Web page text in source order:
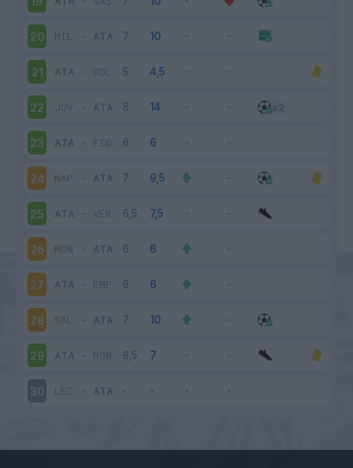
20 MIL - ATA
21 ATA - BOL
22 JUV - ATA
23 ATA - FIO
24 NAP - ATA
25 ATA - VER
26 MON - ATA
27 ATA - EMP
28 SAL - ATA
29 ATA - ROM
30 LEC - ATA